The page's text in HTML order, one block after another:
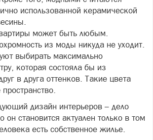
использованной керамической
может быть любым.
из моды никуда не уходит.
выбирать максимально
которая состояла бы из
в друга оттенков. Такие цвета
дизайн интерьеров – дело
становится актуален только в том
есть собственное жилье.